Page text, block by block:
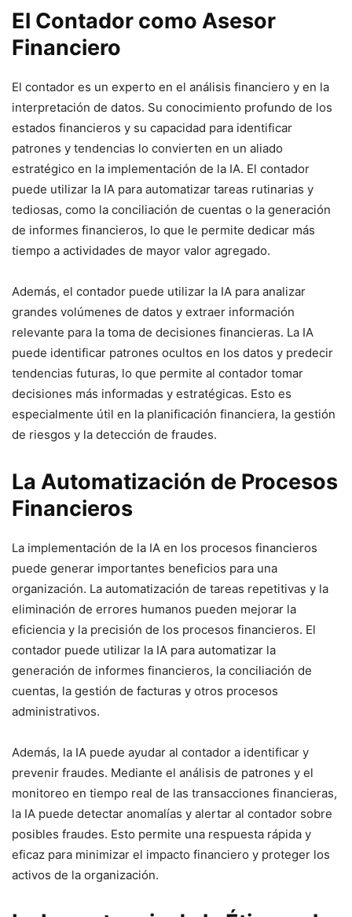
El Contador como Asesor
Financiero
El contador es un experto en el análisis financiero y en la
interpretación de datos. Su conocimiento profundo de los
estados financieros y su capacidad para identificar
patrones y tendencias lo convierten en un aliado
estratégico en la implementación de la IA. El contador
puede utilizar la IA para automatizar tareas rutinarias y
tediosas, como la conciliación de cuentas o la generación
de informes financieros, lo que le permite dedicar más
tiempo a actividades de mayor valor agregado.
Además, el contador puede utilizar la IA para analizar
grandes volúmenes de datos y extraer información
relevante para la toma de decisiones financieras. La IA
puede identificar patrones ocultos en los datos y predecir
tendencias futuras, lo que permite al contador tomar
decisiones más informadas y estratégicas. Esto es
especialmente útil en la planificación financiera, la gestión
de riesgos y la detección de fraudes.
La Automatización de Procesos
Financieros
La implementación de la IA en los procesos financieros
puede generar importantes beneficios para una
organización. La automatización de tareas repetitivas y la
eliminación de errores humanos pueden mejorar la
eficiencia y la precisión de los procesos financieros. El
contador puede utilizar la IA para automatizar la
generación de informes financieros, la conciliación de
cuentas, la gestión de facturas y otros procesos
administrativos.
Además, la IA puede ayudar al contador a identificar y
prevenir fraudes. Mediante el análisis de patrones y el
monitoreo en tiempo real de las transacciones financieras,
la IA puede detectar anomalías y alertar al contador sobre
posibles fraudes. Esto permite una respuesta rápida y
eficaz para minimizar el impacto financiero y proteger los
activos de la organización.